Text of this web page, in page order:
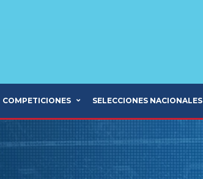
COMPETICIONES SELECCIONES NACIONALES